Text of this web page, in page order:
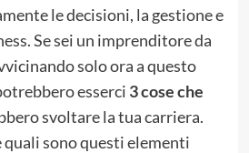
le decisioni, la gestione e
Se sei un imprenditore da
solo ora a questo
esserci 3 cose che
svoltare la tua carriera.
sono questi elementi